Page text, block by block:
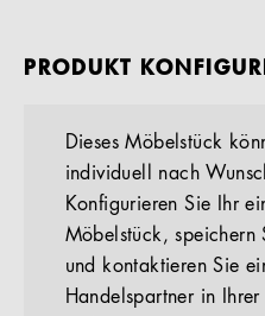
PRODUKT
Dieses Möbelstück
individuell nach
Konfigurieren Sie Ihr
Möbelstück, speichern
und kontaktieren Sie
Handelspartner in